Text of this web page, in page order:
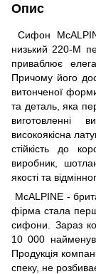
Опис
Сифон
низький 220-M
приваблює
Причому його
витонченої
та деталь, яка
виготовленні
високоякісна
стійкість до
виробник,
якості та
McALPINE -
фірма стала
сифони. Зараз
10 000
Продукція
спеку, не